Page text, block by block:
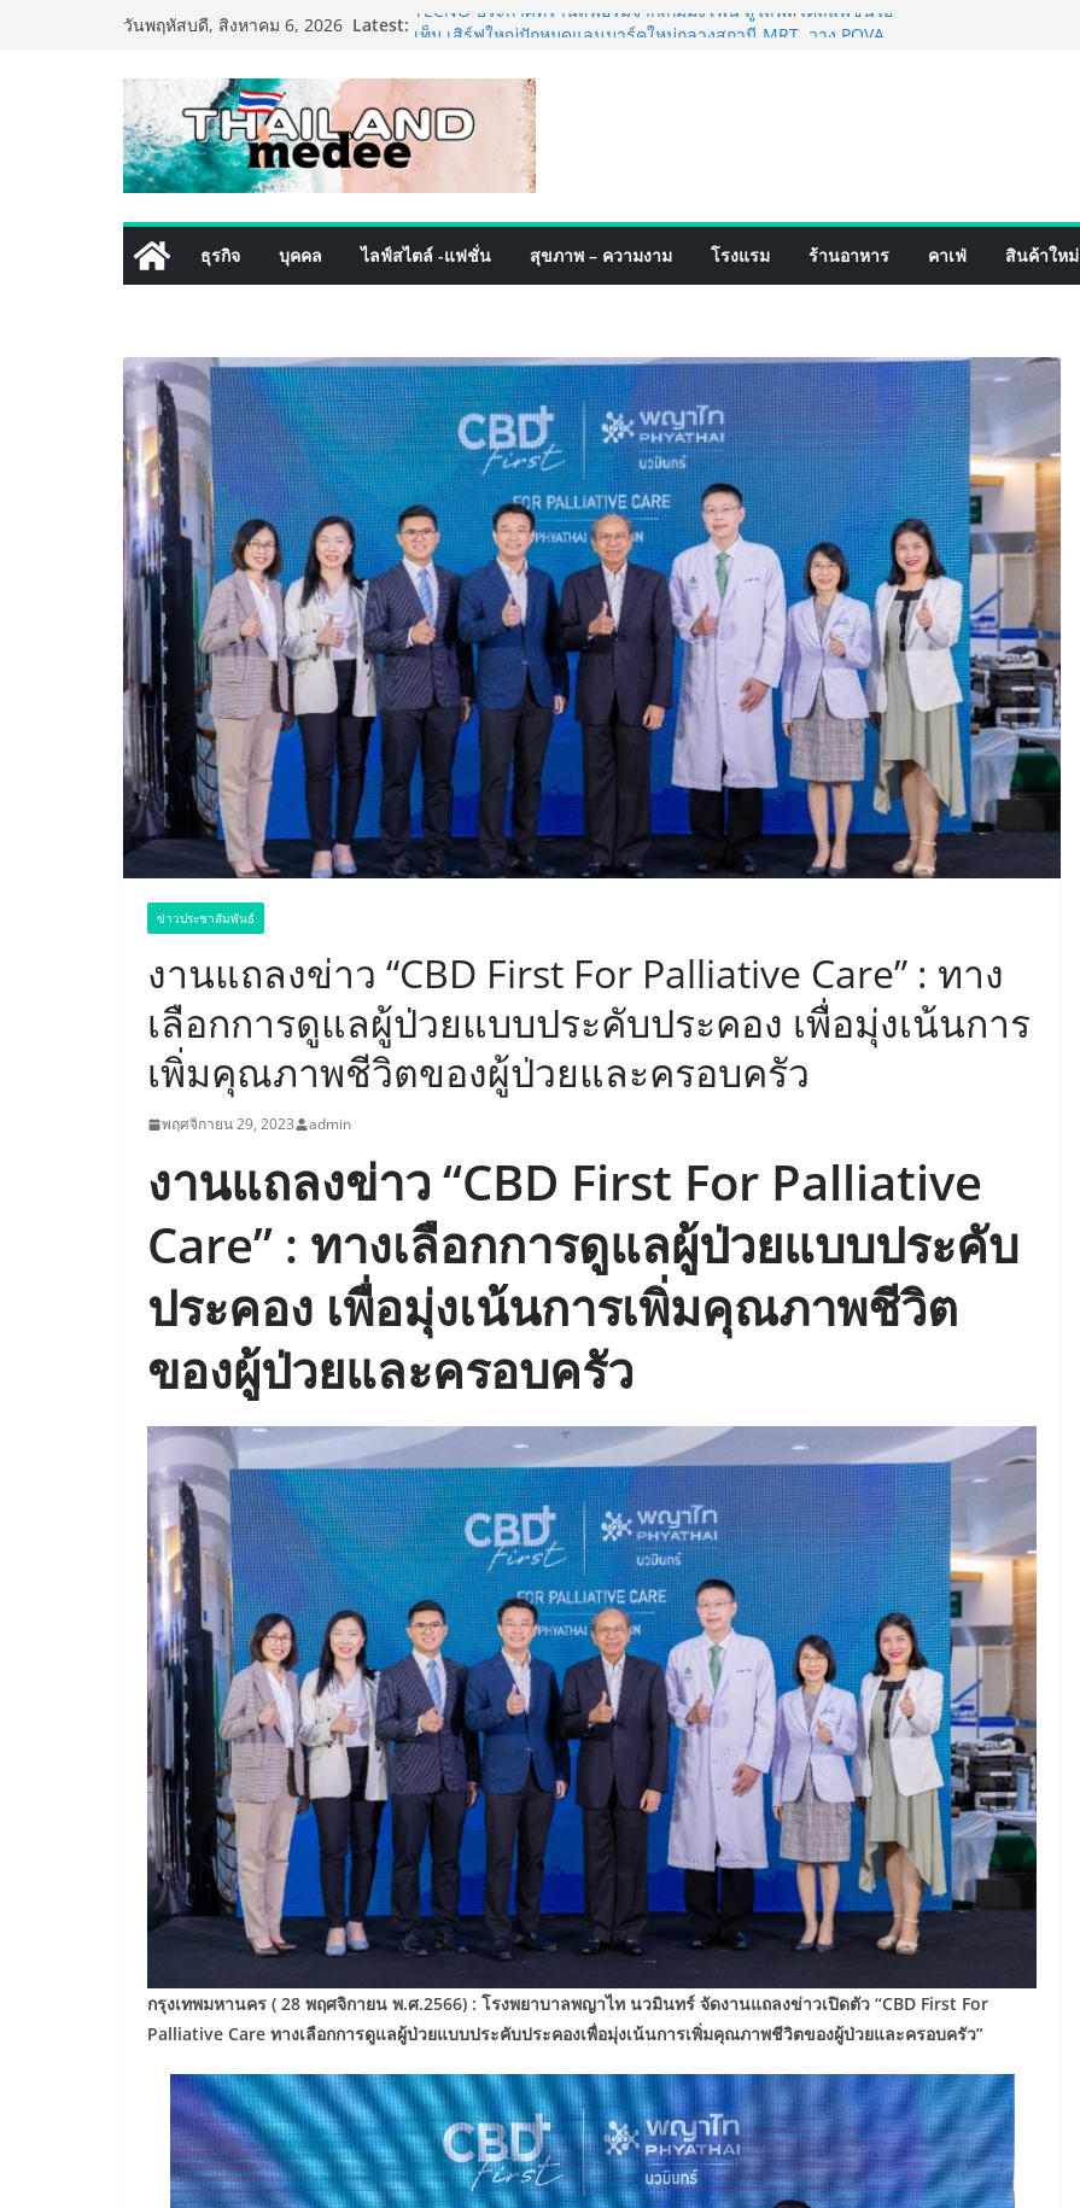
วันพฤหัสบดี, สิงหาคม 6, 2026 Latest: TECNO ประกาศทรานส์ฟอร์มจากเกมมิ่งโฟน สู่ไลฟ์สไตล์แฟชั่นไอ
ครั้งแรกของอุตสาหกรรมสีไทย นิปปอนเพนต์ผนึก 6 พันธมิตรโม
เดิร์นเทรดชั้นนำ นำร่องเปิดตัว “NIPPON PAINT WORRY FREE”
โปรแกรมดูแลคุณภาพฟิล์มสีหลังการขาย ยกระดับความมั่นใจ
ลูกค้าด้วยผลิตภัณฑ์คุณภาพและบริการหลังการขายที่ครบวงจร
เริ่มแล้ว! อ.ต.ก.แฟร์ 4 ภาค @ภาคกลาง “มนต์เสน่ห์เกษตรไทย สู่
ใจกลางมหานคร” ชวนชิม ช้อป สินค้าเกษตรคุณภาพจากทั่ว
ไทย วันนี้ – 8 สิงหาคมนี้ ณ ลานคนเมือง
ททท. ประกาศความสำเร็จ Village to the World Season 5 ผนึก 9
พันธมิตร ขับเคลื่อน ESG Tourism สืบสานพระราชปณิธาน สร้าง
ในชลบุรี เดินหน้าขยายฐานการผลิตสู่เอเชียตะวันออกเฉียงใต้
เสริมแกร่งยุทธศาสตร์ระดับโลก
ธุรกิจ บุคคล ไลฟ์สไตล์ -แฟชั่น สุขภาพ – ความงาม โรงแรม ร้านอาหาร คาเฟ่ สินค้าใหม่
ข่าวประชาสัมพันธ์
งานแถลงข่าว “CBD First For Palliative Care” : ทาง
เลือกการดูแลผู้ป่วยแบบประคับประคอง เพื่อมุ่งเน้นการ
เพิ่มคุณภาพชีวิตของผู้ป่วยและครอบครัว
พฤศจิกายน 29, 2023 admin
งานแถลงข่าว “CBD First For Palliative
Care” : ทางเลือกการดูแลผู้ป่วยแบบประคับ
ประคอง เพื่อมุ่งเน้นการเพิ่มคุณภาพชีวิต
ของผู้ป่วยและครอบครัว
กรุงเทพมหานคร ( 28 พฤศจิกายน พ.ศ.2566) : โรงพยาบาลพญาไท นวมินทร์ จัดงานแถลงข่าวเปิดตัว “CBD First For
Palliative Care ทางเลือกการดูแลผู้ป่วยแบบประคับประคองเพื่อมุ่งเน้นการเพิ่มคุณภาพชีวิตของผู้ป่วยและครอบครัว”